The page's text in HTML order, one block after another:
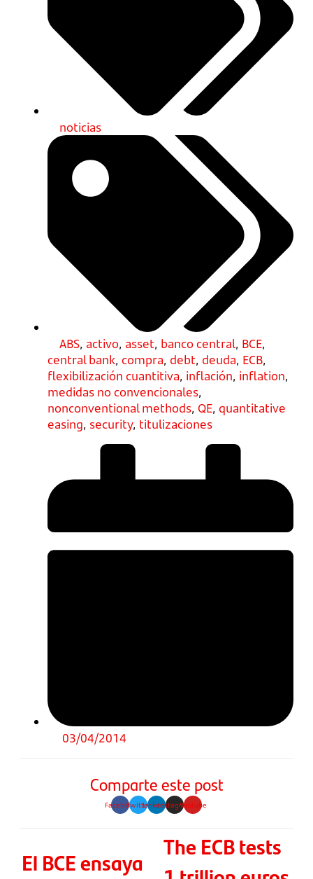
noticias
ABS, activo, asset, banco central, BCE,
central bank, compra, debt, deuda, ECB,
flexibilización cuantitiva, inflación, inflation,
medidas no convencionales,
nonconventional methods, QE, quantitative
easing, security, titulizaciones
03/04/2014
Comparte este post
FacebookTwitterLinkedinInstagramYoutube
El BCE ensaya
The ECB tests